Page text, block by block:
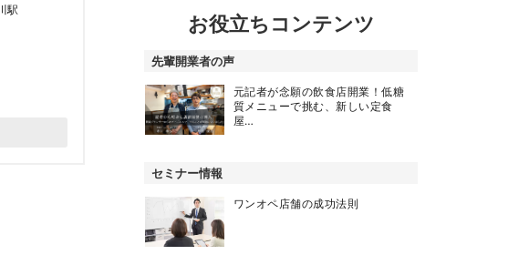
駅
お役立ちコンテンツ
先輩開業者の声
元記者が念願の飲食店開業！低糖
質メニューで挑む、新しい定食
屋…
セミナー情報
ワンオペ店舗の成功法則